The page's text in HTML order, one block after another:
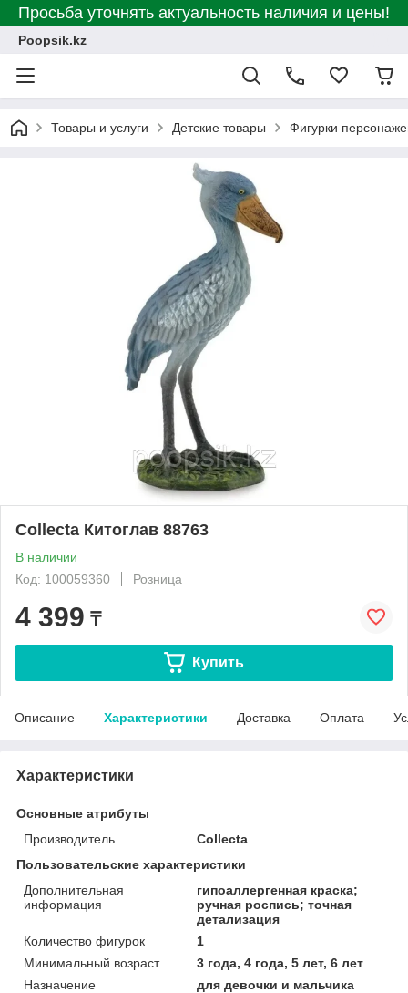
Просьба уточнять актуальность наличия и цены!
Poopsik.kz
Товары и услуги Детские товары Фигурки
Collecta Китоглав 88763
В наличии
Код: 100059360
Розница
4 399 ₸
Купить
Описание Характеристики Доставка Оплата
Характеристики
Основные атрибуты
Производитель
Collecta
Пользовательские характеристики
Дополнительная
информация
гипоаллергенная краска;
ручная роспись; точная
детализация
Количество фигурок
1
Минимальный возраст
3 года, 4 года, 5 лет, 6 лет
Назначение
для девочки и мальчика